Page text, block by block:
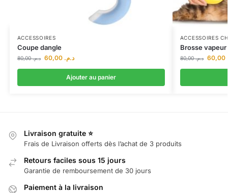
ACCESSOIRES
Coupe dangle
د.م.80,00 د.م. 60,00
Ajouter au panier
ACCESSOIRES
Brosse
د.م.80,00 60,00
Livraison gratuite ⭐
Frais de Livraison offerts dès l’achat de 3 produits
Retours faciles sous 15 jours
Garantie de remboursement de 30 jours
Paiement à la livraison